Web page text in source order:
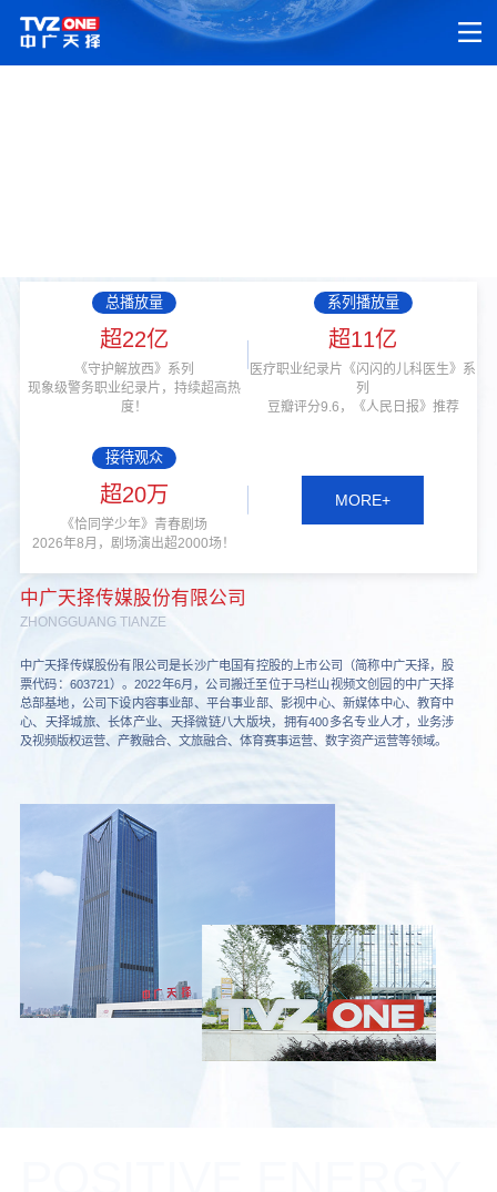
总播放量
超22亿
《守护解放西》系列
现象级警务职业纪录片，持续超高热
度！
系列播放量
超11亿
医疗职业纪录片《闪闪的儿科医生》系
列
豆瓣评分9.6，《人民日报》推荐
接待观众
超20万
《恰同学少年》青春剧场
2026年8月，剧场演出超2000场！
MORE+
中广天择传媒股份有限公司
ZHONGGUANG TIANZE
中广天择传媒股份有限公司是长沙广电国有控股的上市公司（简称中广天择，股
票代码：603721）。2022年6月，公司搬迁至位于马栏山视频文创园的中广天择
总部基地，公司下设内容事业部、平台事业部、影视中心、新媒体中心、教育中
心、天择城旅、长体产业、天择微链八大版块，拥有400多名专业人才，业务涉
及视频版权运营、产教融合、文旅融合、体育赛事运营、数字资产运营等领域。